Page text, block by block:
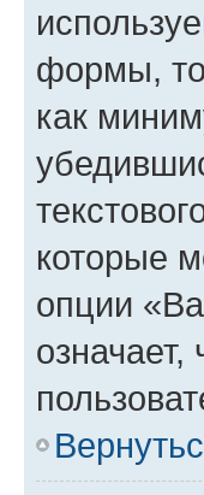
формы, то
как
которые
опции